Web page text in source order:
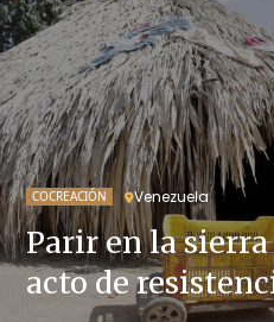
COCREACIÓN Venezuela
Parir en la
acto de